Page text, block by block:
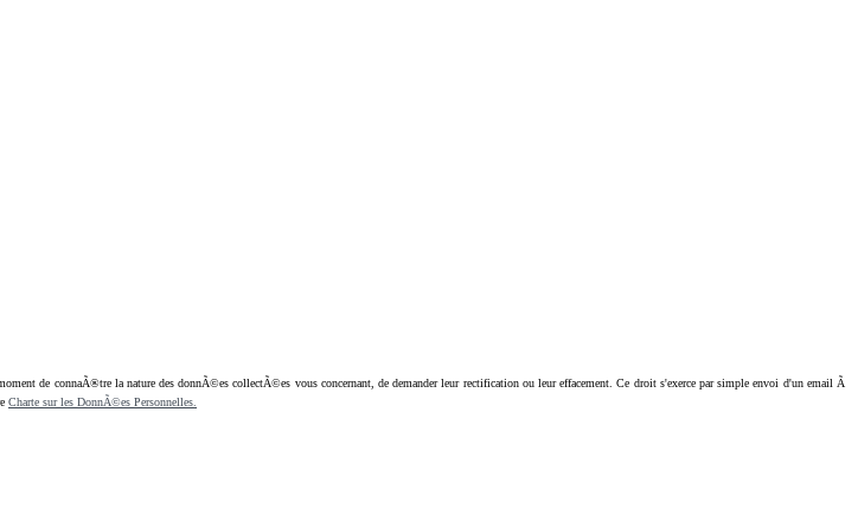
de connaÃ®tre la nature des donnÃ©es collectÃ©es vous concernant, de demander leur rectification ou leur effacement. Ce droit s'exerce par simple envoi d'un email Ã
Charte sur les DonnÃ©es Personnelles.